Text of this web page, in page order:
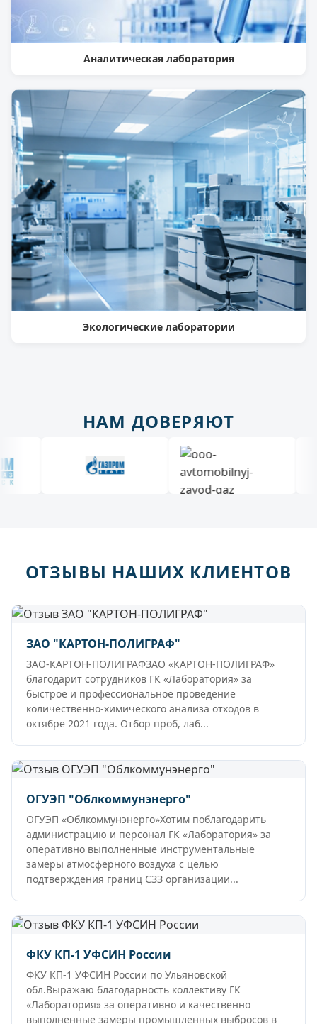
Аналитическая лаборатория
Экологические лаборатории
НАМ ДОВЕРЯЮТ
ОТЗЫВЫ НАШИХ КЛИЕНТОВ
ЗАО "КАРТОН-ПОЛИГРАФ"
ЗАО-КАРТОН-ПОЛИГРАФЗАО «КАРТОН-ПОЛИГРАФ»
благодарит сотрудников ГК «Лаборатория» за
быстрое и профессиональное проведение
количественно-химического анализа отходов в
октябре 2021 года. Отбор проб, лаб...
ОГУЭП "Облкоммунэнерго"
ОГУЭП «Облкоммунэнерго»Хотим поблагодарить
администрацию и персонал ГК «Лаборатория» за
оперативно выполненные инструментальные
замеры атмосферного воздуха с целью
подтверждения границ СЗЗ организации...
ФКУ КП-1 УФСИН России
ФКУ КП-1 УФСИН России по Ульяновской
обл.Выражаю благодарность коллективу ГК
«Лаборатория» за оперативно и качественно
выполненные замеры промышленных выбросов в